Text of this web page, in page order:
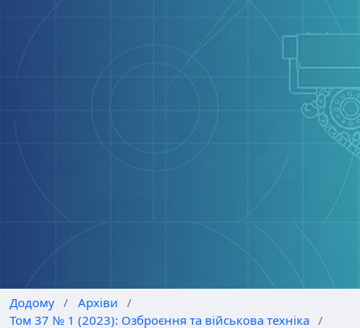
Додому / Архіви
/
Том 37 № 1 (2023): Озброєння та військова техніка /